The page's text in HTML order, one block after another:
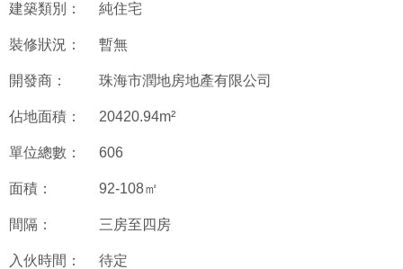
建築類別： 純住宅
裝修狀況： 暫無
開發商： 珠海市潤地房地產有限公司
佔地面積： 20420.94m²
單位總數： 606
面積： 92-108㎡
間隔： 三房至四房
入伙時間： 待定